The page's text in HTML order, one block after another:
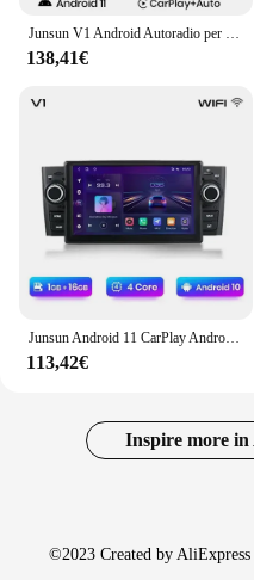
138,41€
113,42€
Inspire more in
©2023 Created by